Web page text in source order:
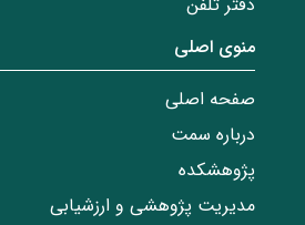
منوی اصلی
صفحه اصلی
درباره سمت
پژوهشکده
مدیریت پژوهشی و ارزشیابی